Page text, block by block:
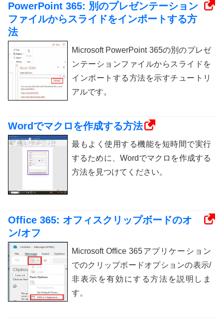
PowerPoint 365: 別のプレゼンテーション
ファイルからスライドをインポートする方
法
Microsoft PowerPoint 365の別のプレゼ
ンテーションファイルからスライドを
インポートする方法を示すチュートリ
アルです。
Wordでマクロを作成する方法
最もよく使用する機能を短時間で実行
するために、Wordでマクロを作成する
方法を見つけてください。
Office 365: オフィスクリップボードのオ
ン/オフ
Microsoft Office 365アプリケーション
でのクリップボードオプションの表示/
非表示を有効にする方法を説明しま
す。